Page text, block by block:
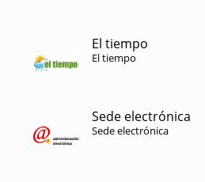
El tiempo
El tiempo
Sede electrónica
Sede electrónica